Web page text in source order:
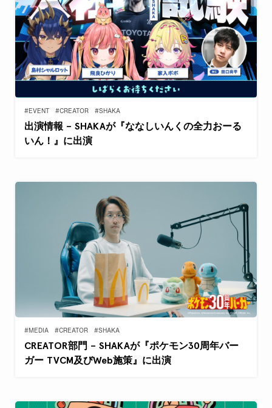
#EVENT #CREATOR #SHAKA
出演情報 – SHAKAが『ななしいんくの全力おーる
いん！』に出演
#MEDIA #CREATOR #SHAKA
CREATOR部門 – SHAKAが『ポケモン30周年バー
ガー TVCM及びWeb施策』に出演